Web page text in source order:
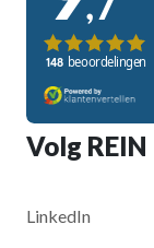
Volg REIN
LinkedIn